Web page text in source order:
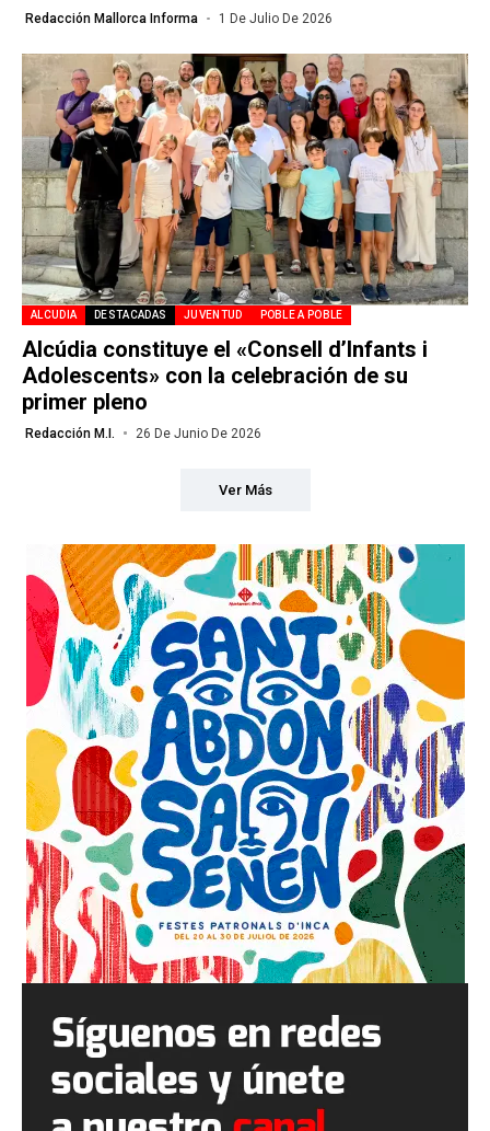
Redacción Mallorca Informa 1 De Julio De 2026
ALCUDIA DESTACADAS JUVENTUD POBLE A POBLE
Alcúdia constituye el «Consell d’Infants i
Adolescents» con la celebración de su
primer pleno
Redacción M.I. 26 De Junio De 2026
Ver Más